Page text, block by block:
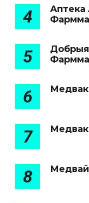
4
Аптека
5
6
7
8